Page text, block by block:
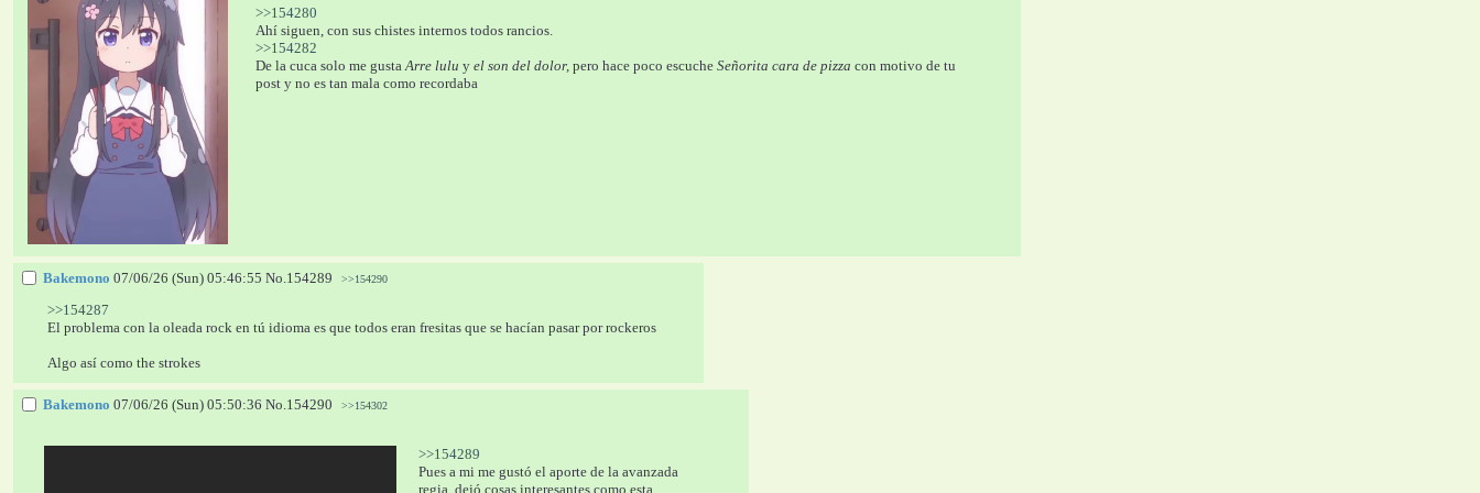
>>154280
Ahí siguen, con sus chistes internos todos rancios.
>>154282
De la cuca solo me gusta Arre lulu y el son del dolor, pero hace poco escuche Señorita cara de pizza con motivo de tu
post y no es tan mala como recordaba
Bakemono 07/06/26 (Sun) 05:46:55 No.154289 >>154290
>>154287
El problema con la oleada rock en tú idioma es que todos eran fresitas que se hacían pasar por rockeros
Algo así como the strokes
Bakemono 07/06/26 (Sun) 05:50:36 No.154290 >>154302
>>154289
Pues a mi me gustó el aporte de la avanzada
regia, dejó cosas interesantes como esta